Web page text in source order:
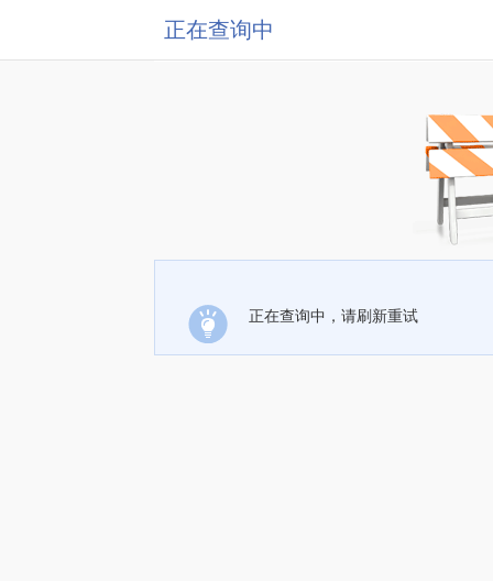
正在查询中
正在查询中，请刷新重试